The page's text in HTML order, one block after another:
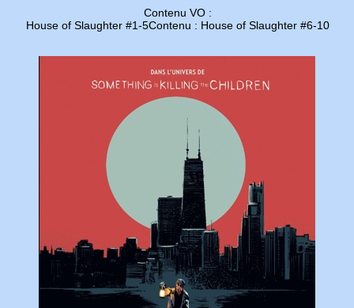
Contenu VO :
House of Slaughter #1-5Contenu : House of Slaughter #6-10